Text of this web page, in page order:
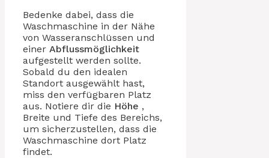
Bedenke dabei, dass die
Waschmaschine in der Nähe
von Wasseranschlüssen und
einer Abflussmöglichkeit
aufgestellt werden sollte.
Sobald du den idealen
Standort ausgewählt hast,
miss den verfügbaren Platz
aus. Notiere dir die Höhe ,
Breite und Tiefe des Bereichs,
um sicherzustellen, dass die
Waschmaschine dort Platz
findet.